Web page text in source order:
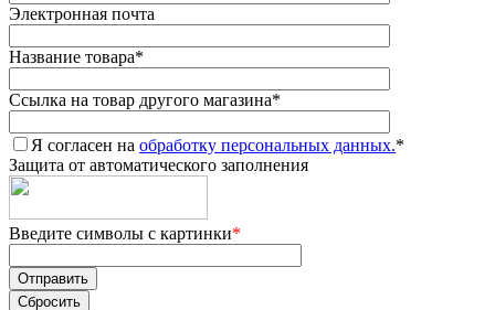
Электронная почта
Название товара*
Ссылка на товар другого магазина*
Я согласен на обработку персональных данных.*
Защита от автоматического заполнения
Введите символы с картинки*